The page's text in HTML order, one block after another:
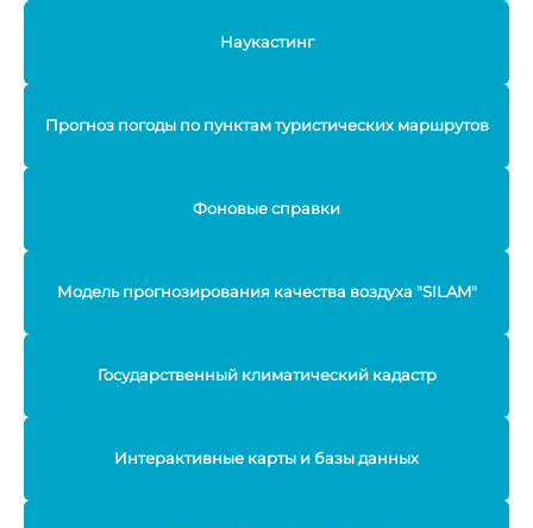
Наукастинг
Прогноз погоды по пунктам туристических маршрутов
Фоновые справки
Модель прогнозирования качества воздуха "SILAM"
Государственный климатический кадастр
Интерактивные карты и базы данных